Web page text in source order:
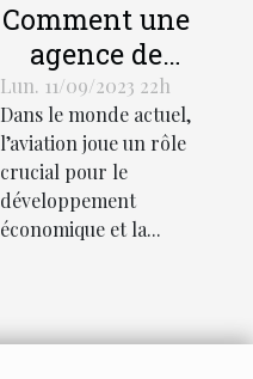
Comment une
agence de
traduction
aéronautique
peut stimuler
l'économie
mondiale
Lun. 11/09/2023 22h
Dans le monde actuel,
l’aviation joue un rôle
crucial pour le
développement
économique et la...